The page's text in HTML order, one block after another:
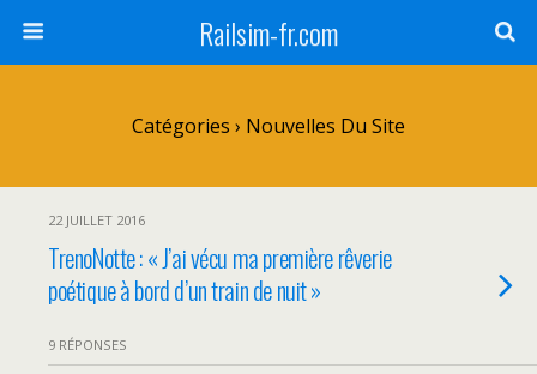
Railsim-fr.com
Catégories › Nouvelles Du Site
22 JUILLET 2016
TrenoNotte : « J’ai vécu ma première rêverie
poétique à bord d’un train de nuit »
9 RÉPONSES